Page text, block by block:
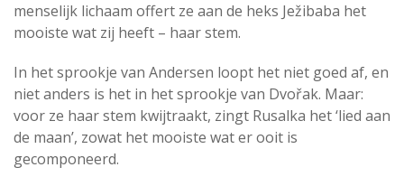
menselijk lichaam offert ze aan de heks Ježibaba het
mooiste wat zij heeft – haar stem.
In het sprookje van Andersen loopt het niet goed af, en
niet anders is het in het sprookje van Dvořak. Maar:
voor ze haar stem kwijtraakt, zingt Rusalka het ‘lied aan
de maan’, zowat het mooiste wat er ooit is
gecomponeerd.